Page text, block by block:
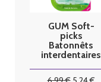
GUM Soft-
picks
Batonnêts
interdentaires